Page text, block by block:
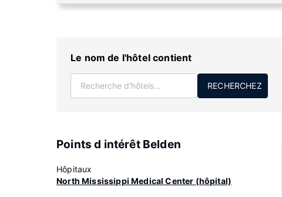
Le nom de l'hôtel contient
RECHERCHEZ
Points d intérêt Belden
Hôpitaux
North Mississippi Medical Center (hôpital)